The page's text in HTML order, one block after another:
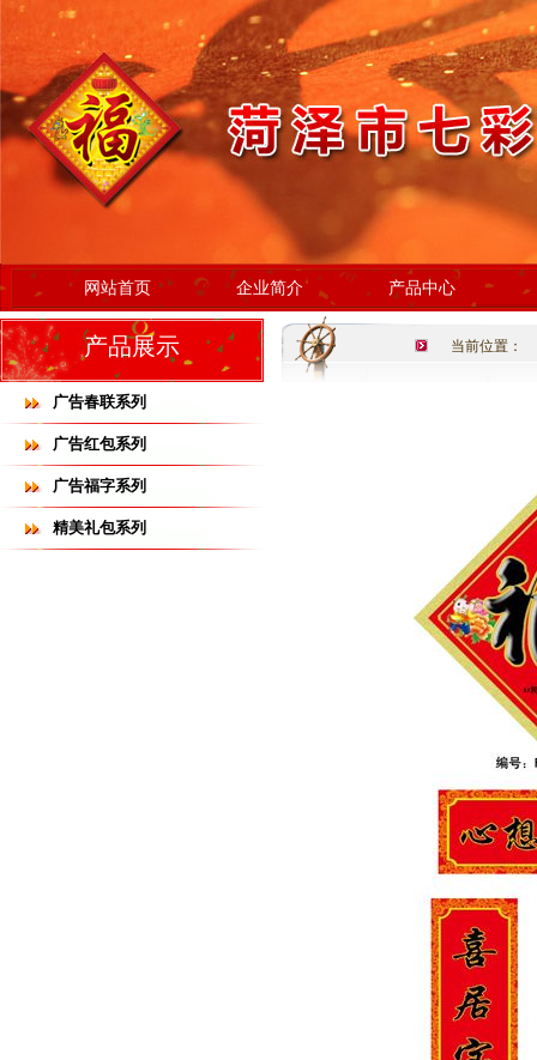
网站首页 企业简介 产品中心
产品展示
广告春联系列
广告红包系列
广告福字系列
精美礼包系列
当前位置：